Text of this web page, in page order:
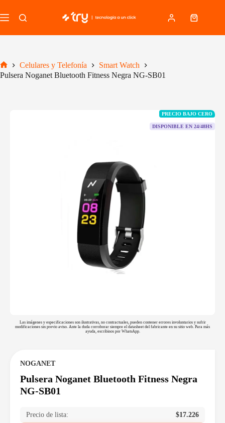
al
contenido
Carro
Inicio
Celulares y Telefonía
Smart Watch
Pulsera Noganet Bluetooth Fitness Negra NG-SB01
PRECIO BAJO CERO
DISPONIBLE EN 24/48HS
Las imágenes y especificaciones son ilustrativas, no contractuales, pueden contener errores involuntarios y sufrir
modificaciones sin previo aviso. Ante la duda corroborar siempre el datasheet del fabricante en su sitio web. Para más
ayuda, escribinos por WhatsApp.
NOGANET
Pulsera Noganet Bluetooth Fitness Negra
NG-SB01
Precio de lista: $17.226